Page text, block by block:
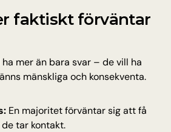
Utbildning
och studentfrågor
om frakt och returer
Träning & hälsa
och återbetalningar
faktiskt förväntar
mer än bara svar – de vill ha
mänskliga och konsekventa.
En majoritet förväntar sig att få
tar kontakt.